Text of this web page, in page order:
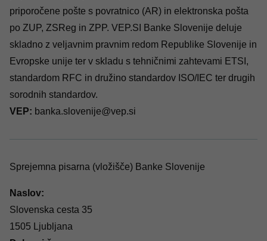
priporočene pošte s povratnico (AR) in elektronska pošta
po ZUP, ZSReg in ZPP. VEP.SI
Banke Slovenije deluje
skladno z veljavnim pravnim redom Republike Slovenije in
Evropske unije ter v skladu s tehničnimi zahtevami ETSI,
standardom RFC in družino standardov ISO/IEC ter drugih
sorodnih standardov.
VEP: banka.slovenije@vep.si
Sprejemna pisarna (vložišče) Banke Slovenije
Naslov:
Slovenska cesta 35
1505 Ljubljana